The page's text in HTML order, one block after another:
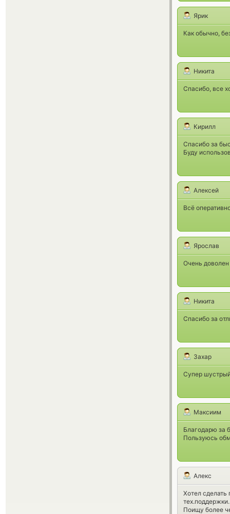
Ярик
Как обычно,
Никита
Спасибо, все
Кирилл
Спасибо за
Буду
Алексей
Всё
Ярослав
Очень
Никита
Спасибо за
Захар
Супер
Максиим
Благодарю за
Пользуюсь
Алекс
Хотел сделать
тех.поддержки.
Поищу более